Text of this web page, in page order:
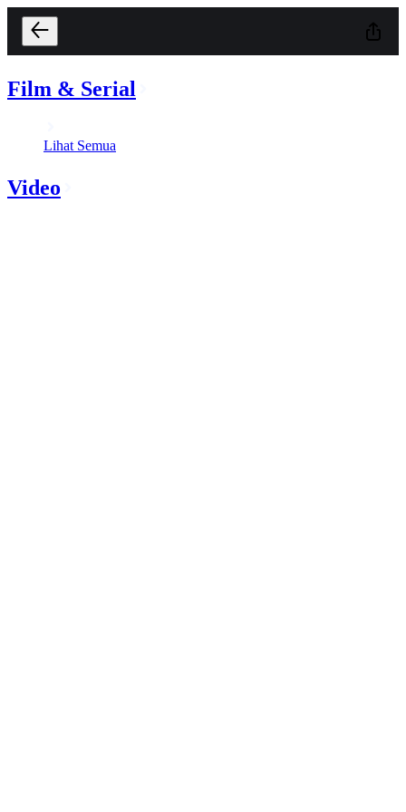
Film & Serial
Lihat Semua
Video